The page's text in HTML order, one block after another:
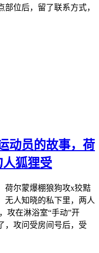
位后，留了联系方式，
动员的故事，荷
狐狸受
荷尔蒙爆棚狼狗攻x狡黠
无人知晓的私下里，两人
攻在淋浴室“手动”开
，攻问受房间号后，受